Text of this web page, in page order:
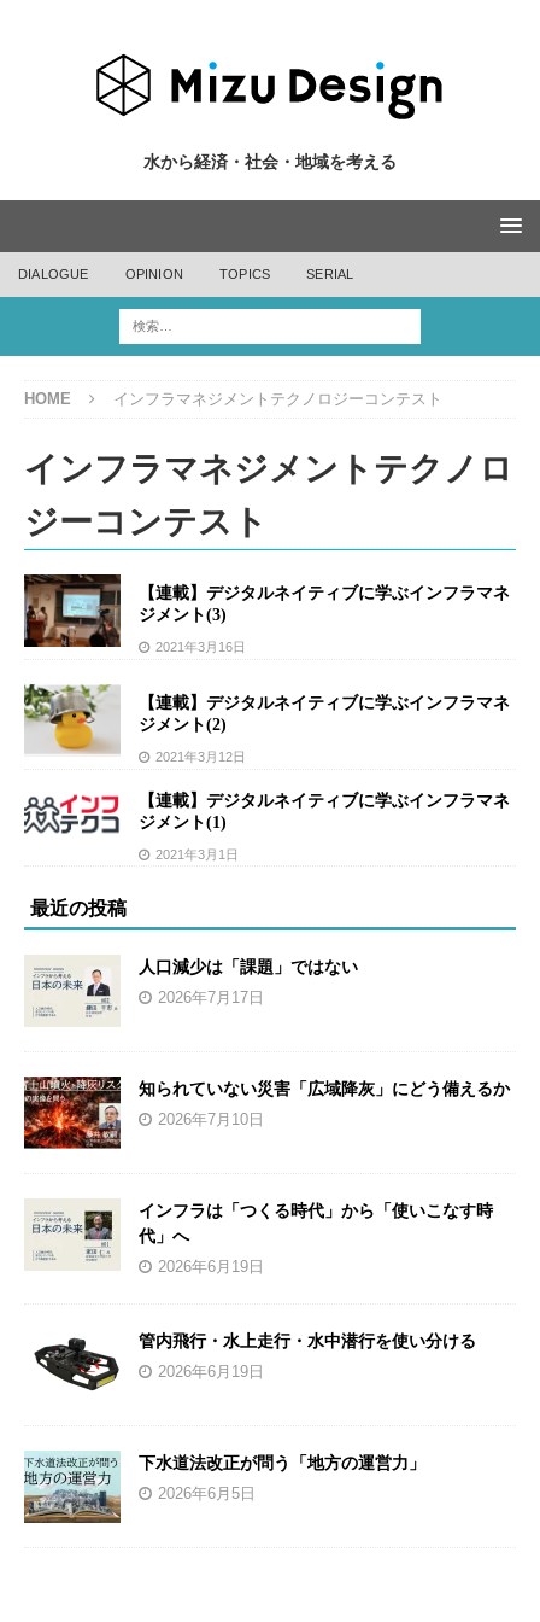
水から経済・社会・地域を考える
DIALOGUE OPINION TOPICS SERIAL
HOME インフラマネジメントテクノロジーコンテスト
インフラマネジメントテクノロ
ジーコンテスト
【連載】デジタルネイティブに学ぶインフラマネ
ジメント(3)
2021年3月16日
【連載】デジタルネイティブに学ぶインフラマネ
ジメント(2)
2021年3月12日
【連載】デジタルネイティブに学ぶインフラマネ
ジメント(1)
2021年3月1日
最近の投稿
人口減少は「課題」ではない
2026年7月17日
知られていない災害「広域降灰」にどう備えるか
2026年7月10日
インフラは「つくる時代」から「使いこなす時
代」へ
2026年6月19日
管内飛行・水上走行・水中潜行を使い分ける
2026年6月19日
下水道法改正が問う「地方の運営力」
2026年6月5日